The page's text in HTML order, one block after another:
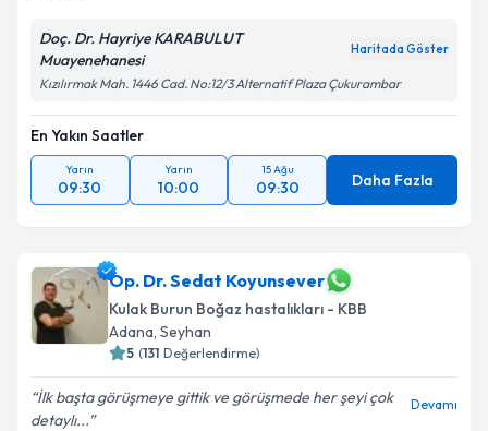
Doç. Dr. Hayriye KARABULUT
Muayenehanesi
Haritada Göster
Kızılırmak Mah. 1446 Cad. No:12/3 Alternatif Plaza Çukurambar
En Yakın Saatler
Yarın
09:30
Yarın
10:00
15 Ağu
09:30 Daha Fazla
Op. Dr. Sedat Koyunsever
Kulak Burun Boğaz hastalıkları - KBB
Adana, Seyhan
5 (131 Değerlendirme)
İlk başta görüşmeye gittik ve görüşmede her şeyi çok
detaylı...
Devamı